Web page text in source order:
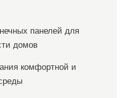
панелей для
домов
комфортной и